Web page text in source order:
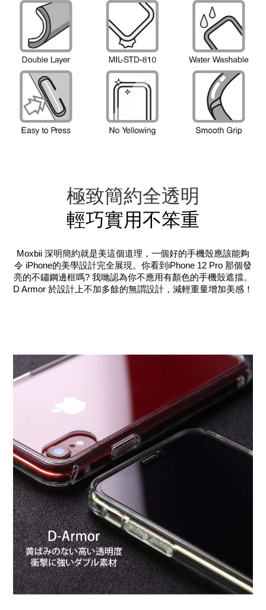
極致簡約全透明
輕巧實用不笨重
Moxbii 深明簡約就是美這個道理，一個好的手機殼應該能夠
令 iPhone的美學設計完全展現。你看到iPhone 12 Pro 那個發
亮的不鏽鋼邊框嗎? 我哋認為你不應用有顏色的手機殼遮擋。
D Armor 於設計上不加多餘的無謂設計，減輕重量增加美感！